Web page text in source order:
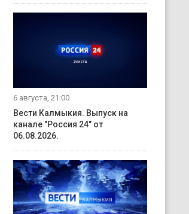
6 августа, 21:00
Вести Калмыкия. Выпуск на
канале "Россия 24" от
06.08.2026.